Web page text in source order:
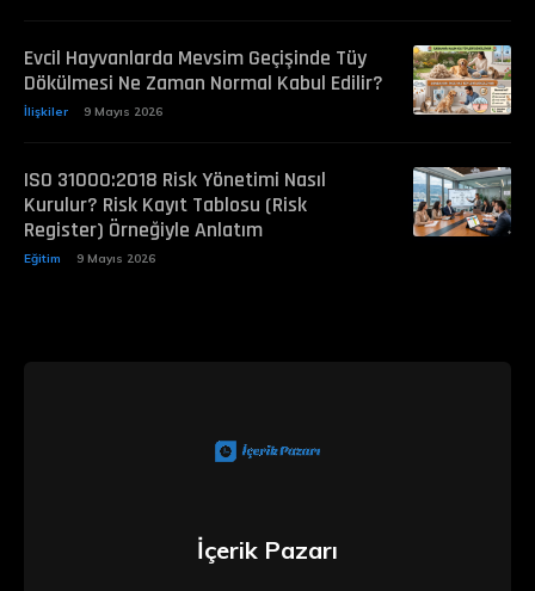
Evcil Hayvanlarda Mevsim Geçişinde Tüy
Dökülmesi Ne Zaman Normal Kabul Edilir?
İlişkiler 9 Mayıs 2026
ISO 31000:2018 Risk Yönetimi Nasıl
Kurulur? Risk Kayıt Tablosu (Risk
Register) Örneğiyle Anlatım
Eğitim 9 Mayıs 2026
İçerik Pazarı